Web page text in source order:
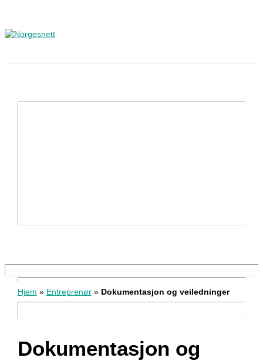
Hjem » Entreprenør» Dokumentasjon og veiledninger
Dokumentasjon og